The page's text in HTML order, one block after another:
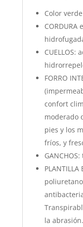
Color
CORDURA
CUELLOS:
FORRO
confort
moderado
pies y los
fríos, y
PLANTILLA
la abrasión.